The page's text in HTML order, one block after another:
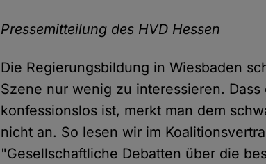
Pressemitteilung des HVD Hessen
Die Regierungsbildung in Wiesbaden
Szene nur wenig zu interessieren.
konfessionslos ist, merkt man dem
nicht an. So lesen wir im
"Gesellschaftliche Debatten über die